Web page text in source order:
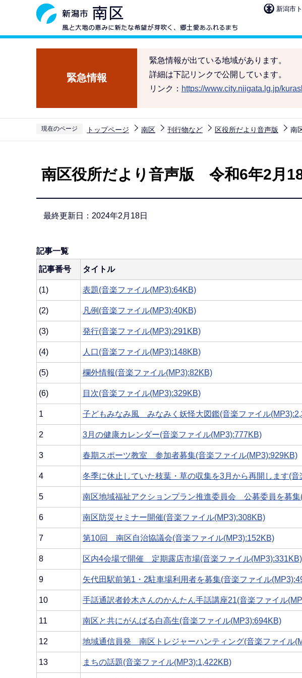
ペ
新潟市
緊急情報
緊急情報が出ている地域があります。
詳細は下記リンクで公開しています。
リンク： https://www.city.niigata.lg.jp/
現在のページ トップページ 南区 刊行物など 区役所だより音声版 南
南区役所だより音声版 令和6年2月
最終更新日：2024年2月18日
記事一覧
記事番号 タイトル
(1) 表題(音楽ファイル(MP3):64KB)
(2) 凡例(音楽ファイル(MP3):40KB)
(3) 発行(音楽ファイル(MP3):291KB)
(4) 人口(音楽ファイル(MP3):148KB)
(5) 欄外情報(音楽ファイル(MP3):82KB)
(6) 目次(音楽ファイル(MP3):329KB)
1 子どもみなみ風 みなみく妖怪大図鑑(音楽ファイル
2 3月の健康カレンダー(音楽ファイル(MP3):777KB)
3 春期スポーツ教室 参加者募集(音楽ファイル(MP3):929KB)
4 冬季に休止していた枝葉・草の収集を3月から再開します(
5 南区地域福祉アクションプラン推進委員会 公募委員を募
6 南区防災セミナー開催(音楽ファイル(MP3):308KB)
7 第10回 南区自治協議会(音楽ファイル(MP3):152KB)
8 区内4会場で開催 定期露店市場(音楽ファイル(MP3):331KB)
9 矢代田駅前第1・2駐車場利用者を募集(音楽ファイル
10 手話通訳者鈴木さんのかんたん手話講座21(音楽ファイル
11 南区と共にがんばる白高生(音楽ファイル(MP3):694KB)
12 地域通信員発 南区トレジャーハンティング(音楽ファイル
13 まちの話題(音楽ファイル(MP3):1,422KB)